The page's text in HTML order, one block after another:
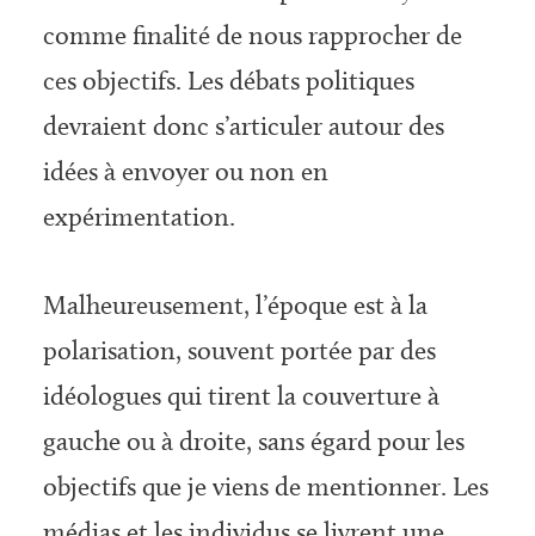
comme finalité de nous rapprocher de
ces objectifs. Les débats politiques
devraient donc s’articuler autour des
idées à envoyer ou non en
expérimentation.
Malheureusement, l’époque est à la
polarisation, souvent portée par des
idéologues qui tirent la couverture à
gauche ou à droite, sans égard pour les
objectifs que je viens de mentionner. Les